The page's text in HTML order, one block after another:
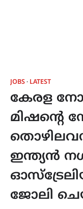
JOBS LATEST
കേരള
മിഷന്റെ
ഇന്ത്യൻ
ജോലി